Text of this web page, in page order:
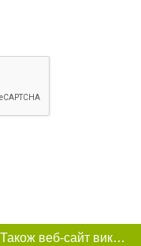
Цей сайт використовує «cookies». Також веб-сайт використовує інтернет-сервіс для збору технічних даних стосовно відвідувачів з метою отримання маркетингової та статистичної інформації. Умови обробки даних відвідувачів сайту див.